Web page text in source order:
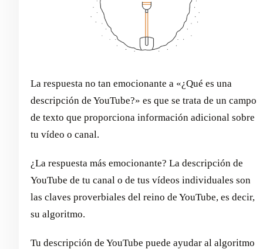
La respuesta no tan emocionante a «¿Qué es una
descripción de YouTube?» es que se trata de un campo
de texto que proporciona información adicional sobre
tu vídeo o canal.
¿La respuesta más emocionante? La descripción de
YouTube de tu canal o de tus vídeos individuales son
las claves proverbiales del reino de YouTube, es decir,
su algoritmo.
Tu descripción de YouTube puede ayudar al algoritmo